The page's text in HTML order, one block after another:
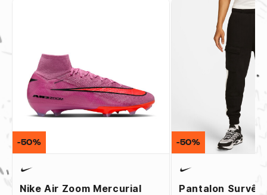
Nike Air Zoom Mercurial
-50%
Pantalon
-50%